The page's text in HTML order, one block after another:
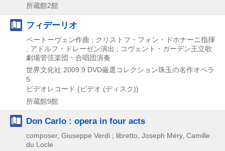
所蔵館2館
フィデーリオ
ベートーヴェン作曲 ; クリストフ・フォン・ドホナーニ指揮
; アドルフ・ドレーゼン演出 ; コヴェント・ガーデン王立歌
劇場管弦楽団・合唱団演奏
世界文化社 2009.9 DVD厳選コレクション珠玉の名作オペラ
5
ビデオレコード (ビデオ (ディスク))
所蔵館9館
Don Carlo : opera in four acts
composer, Giuseppe Verdi ; libretto, Joseph Méry, Camille
du Locle